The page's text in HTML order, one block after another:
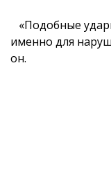
«Подобные
именно для
он.